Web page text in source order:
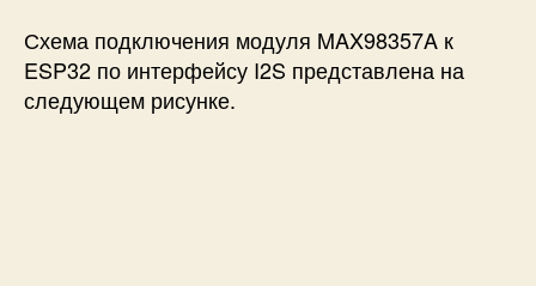
Схема подключения модуля MAX98357A к
ESP32 по интерфейсу I2S представлена на
следующем рисунке.